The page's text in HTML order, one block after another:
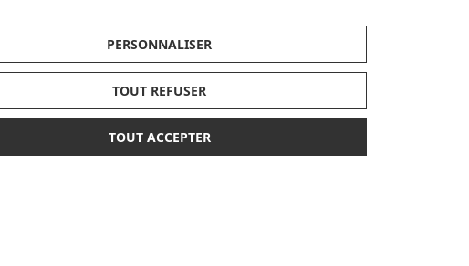
PERSONNALISER
TOUT REFUSER
TOUT ACCEPTER